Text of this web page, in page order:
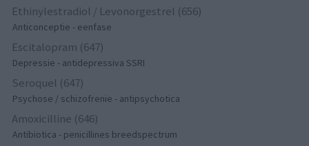
Ethinylestradiol / Levonorgestrel (656)
Anticonceptie - eenfase
Escitalopram (647)
Depressie - antidepressiva SSRI
Seroquel (647)
Psychose / schizofrenie - antipsychotica
Amoxicilline (646)
Antibiotica - penicillines breedspectrum